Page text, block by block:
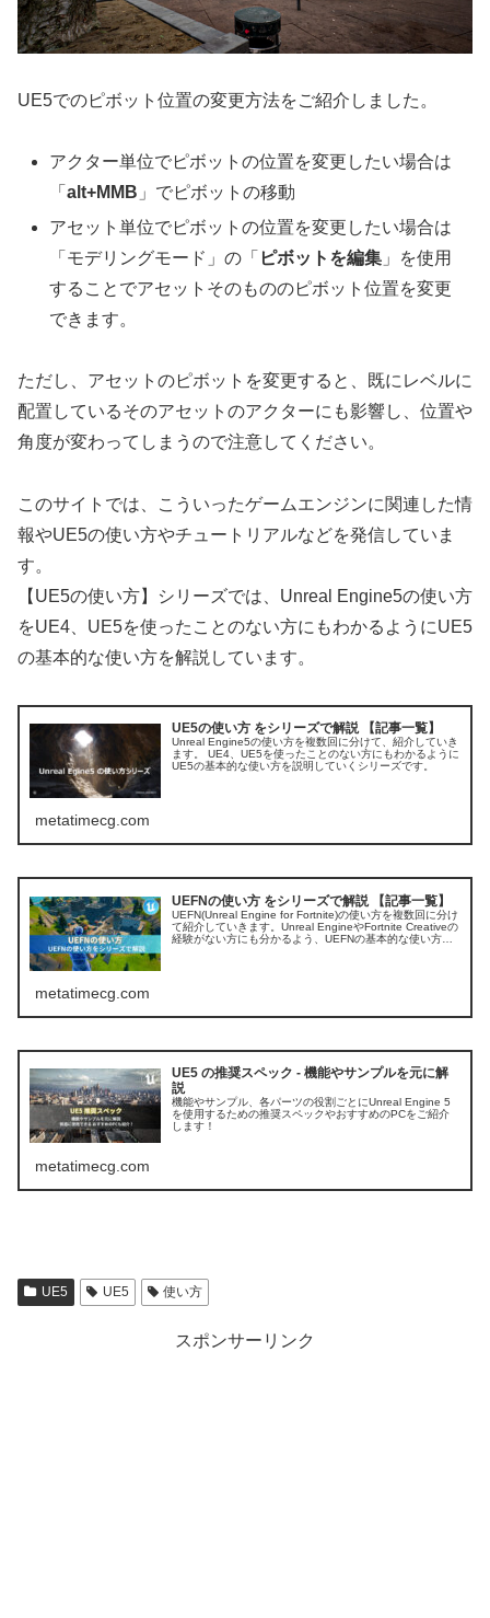
UE5でのピボット位置の変更方法をご紹介しました。
アクター単位でピボットの位置を変更したい場合は
「alt+MMB 」でピボットの移動
アセット単位でピボットの位置を変更したい場合は
「モデリングモード」の「 ピボットを編集 」を使用
することでアセットそのもののピボット位置を変更
できます。
ただし、アセットのピボットを変更すると、既にレベルに
配置しているそのアセットのアクターにも影響し、位置や
角度が変わってしまうので注意してください。
このサイトでは、こういったゲームエンジンに関連した情
報やUE5の使い方やチュートリアルなどを発信していま
す。
【UE5の使い方】シリーズでは、Unreal Engine5の使い方
をUE4、UE5を使ったことのない方にもわかるようにUE5
の基本的な使い方を解説しています。
UE5の使い方 をシリーズで解説 【記事一覧】
Unreal Engine5の使い方を複数回に分けて、紹介していき
ます。 UE4、UE5を使ったことのない方にもわかるように
UE5の基本的な使い方を説明していくシリーズです。
metatimecg.com
UEFNの使い方 をシリーズで解説 【記事一覧】
UEFN(Unreal Engine for Fortnite)の使い方を複数回に分け
て紹介していきます。Unreal EngineやFortnite Creativeの
経験がない方にも分かるよう、UEFNの基本的な使い方を
metatimecg.com
UE5 の推奨スペック - 機能やサンプルを元に解
説
機能やサンプル、各パーツの役割ごとにUnreal Engine 5
を使用するための推奨スペックやおすすめのPCをご紹介
します！
metatimecg.com
UE5 UE5 使い方
スポンサーリンク